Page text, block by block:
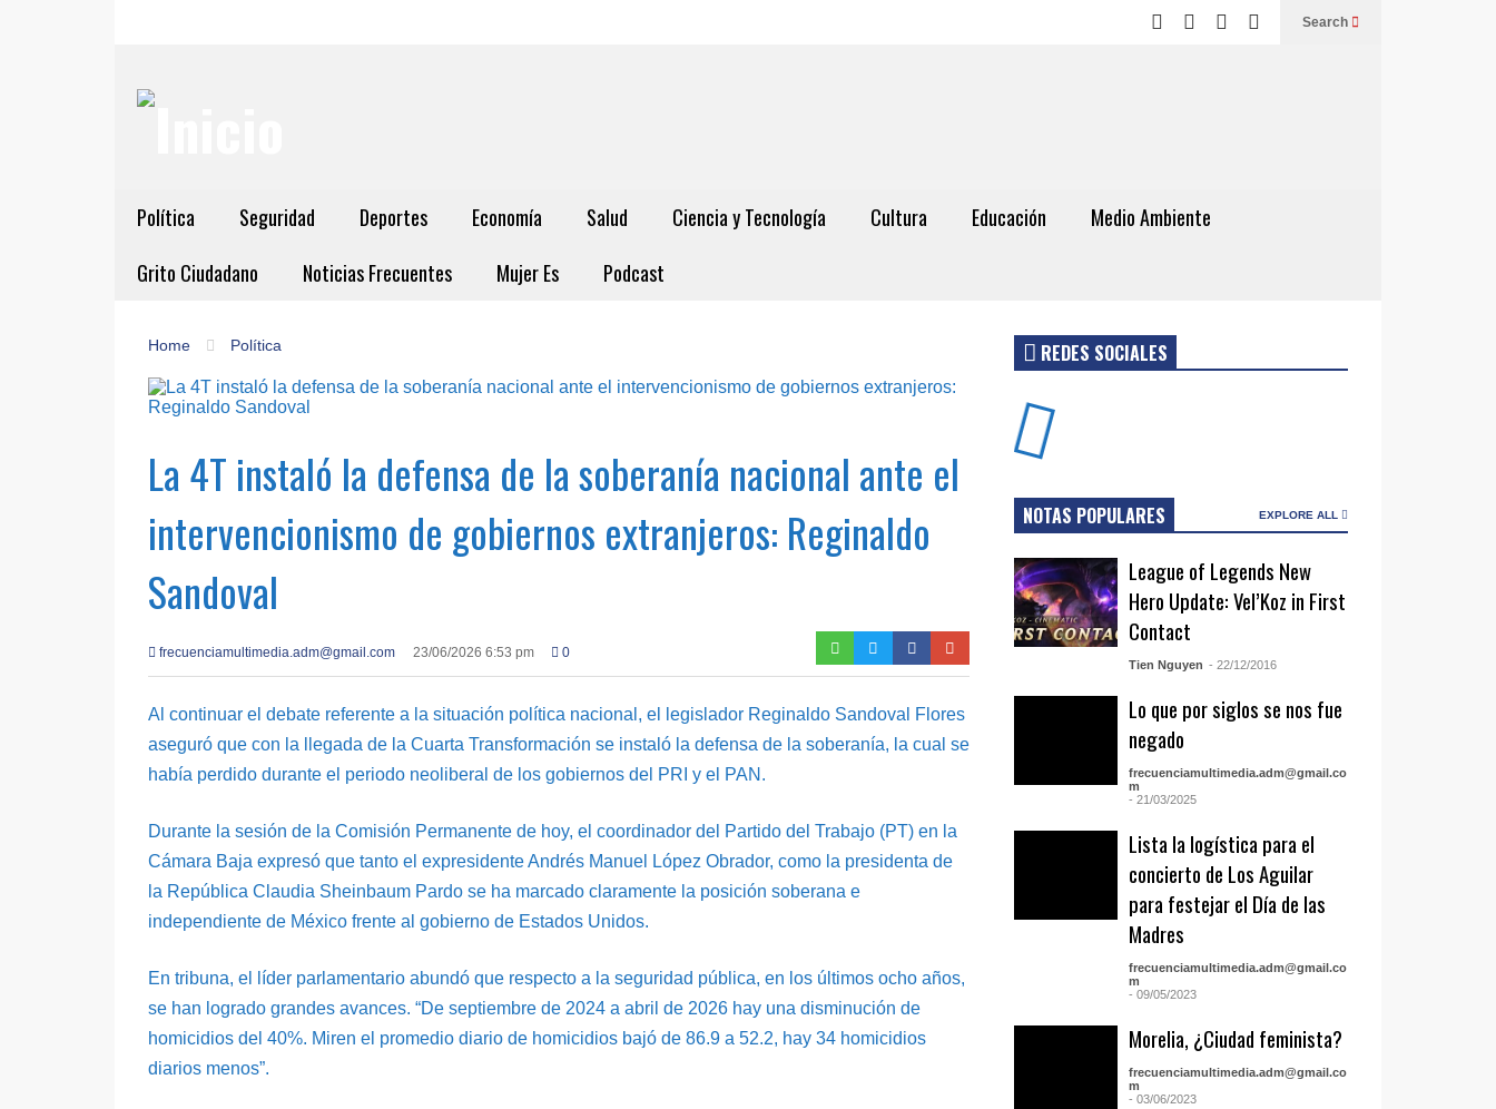
Search
Política Seguridad Deportes Economía Salud Ciencia y Tecnología Cultura Educación
Medio Ambiente
Grito Ciudadano
Noticias Frecuentes Mujer Es Podcast
Home Política
La 4T instaló la defensa de la soberanía nacional ante el
intervencionismo de gobiernos extranjeros: Reginaldo
Sandoval
frecuenciamultimedia.adm@gmail.com 23/06/2026 6:53 pm 0
Al continuar el debate referente a la situación política nacional, el legislador Reginaldo Sandoval Flores
aseguró que con la llegada de la Cuarta Transformación se instaló la defensa de la soberanía, la cual se
había perdido durante el periodo neoliberal de los gobiernos del PRI y el PAN.
Durante la sesión de la Comisión Permanente de hoy, el coordinador del Partido del Trabajo (PT) en la
Cámara Baja expresó que tanto el expresidente Andrés Manuel López Obrador, como la presidenta de
la República Claudia Sheinbaum Pardo se ha marcado claramente la posición soberana e
independiente de México frente al gobierno de Estados Unidos.
En tribuna, el líder parlamentario abundó que respecto a la seguridad pública, en los últimos ocho años,
se han logrado grandes avances. “De septiembre de 2024 a abril de 2026 hay una disminución de
homicidios del 40%. Miren el promedio diario de homicidios bajó de 86.9 a 52.2, hay 34 homicidios
diarios menos”.
REDES SOCIALES
NOTAS POPULARES EXPLORE ALL
League of Legends New
Hero Update: Vel’Koz in First
Contact
Tien Nguyen - 22/12/2016
Lo que por siglos se nos fue
negado
frecuenciamultimedia.adm@gmail.co
m
- 21/03/2025
Lista la logística para el
concierto de Los Aguilar
para festejar el Día de las
Madres
frecuenciamultimedia.adm@gmail.co
m
- 09/05/2023
Morelia, ¿Ciudad feminista?
frecuenciamultimedia.adm@gmail.co
m
- 03/06/2023